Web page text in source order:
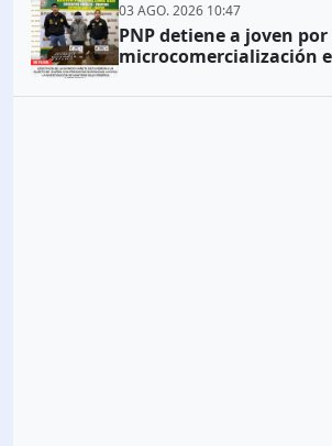
03 AGO. 2026 10:47
PNP detiene a joven
microcomercialización